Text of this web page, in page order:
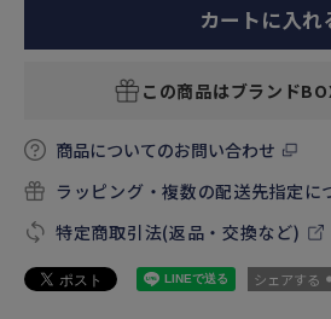
カートに入れ
この商品はブランド
商品についてのお問い合わせ
ラッピング・複数の配送先指定に
特定商取引法(返品・交換など)
シェアする